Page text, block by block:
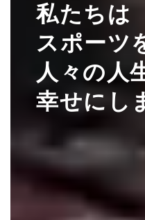
私たちは
スポーツ
人々の人
幸せにし